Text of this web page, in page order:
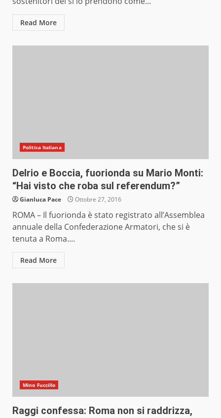
Read More
Politica Italiana
Delrio e Boccia, fuorionda su Mario Monti:
“Hai visto che roba sul referendum?”
Gianluca Pace Ottobre 27, 2016
ROMA – Il fuorionda è stato registrato all’Assemblea
annuale della Confederazione Armatori, che si è
tenuta a Roma....
Read More
Mino Fuccillo
Raggi confessa: Roma non si raddrizza,